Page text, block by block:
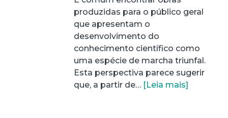
produzidas para o público geral
que apresentam o
desenvolvimento do
conhecimento científico como
uma espécie de marcha triunfal.
Esta perspectiva parece sugerir
que, a partir de… [Leia mais]